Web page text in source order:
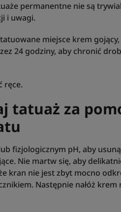
permanentne nie są
i uwagi.
miejsce krem gojący,
24 godziny, aby chronić
ręce.
tatuaż za
fizjologicznym pH, aby
Nie martw się, aby
kran nie jest zbyt mocno
Następnie nałóż